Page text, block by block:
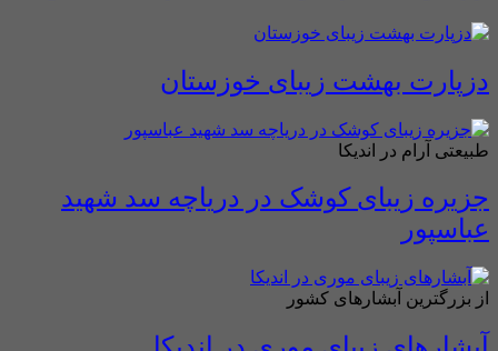
دزپارت بهشت زیبای خوزستان
طبیعتی آرام در اندیکا
جزیره زیبای کوشک در دریاچه سد شهید
عباسپور
از بزرگترین آبشارهای کشور